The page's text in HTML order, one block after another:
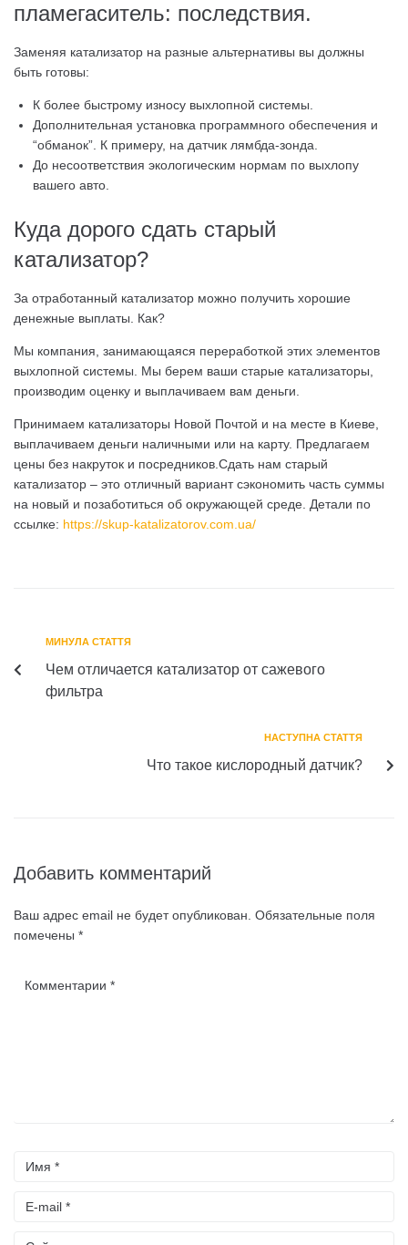
пламегаситель: последствия.
Заменяя катализатор на разные альтернативы вы должны
быть готовы:
К более быстрому износу выхлопной системы.
Дополнительная установка программного обеспечения и
“обманок”. К примеру, на датчик лямбда-зонда.
До несоответствия экологическим нормам по выхлопу
вашего авто.
Куда дорого сдать старый
катализатор?
За отработанный катализатор можно получить хорошие
денежные выплаты. Как?
Мы компания, занимающаяся переработкой этих элементов
выхлопной системы. Мы берем ваши старые катализаторы,
производим оценку и выплачиваем вам деньги.
Принимаем катализаторы Новой Почтой и на месте в Киеве,
выплачиваем деньги наличными или на карту. Предлагаем
цены без накруток и посредников.Сдать нам старый
катализатор – это отличный вариант сэкономить часть суммы
на новый и позаботиться об окружающей среде. Детали по
ссылке: https://skup-katalizatorov.com.ua/
МИНУЛА СТАТТЯ
Чем отличается катализатор от сажевого
фильтра
НАСТУПНА СТАТТЯ
Что такое кислородный датчик?
Добавить комментарий
Ваш адрес email не будет опубликован. Обязательные поля
помечены *